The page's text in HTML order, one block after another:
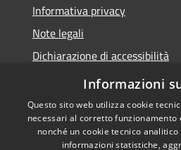
Informativa privacy
Note legali
Dichiarazione di accessibilità
Meccanismo di Feedback
Informazioni
Questo sito web utilizza cookie
necessari al corretto funzionamento
nonché un cookie tecnico
informazioni statistiche,